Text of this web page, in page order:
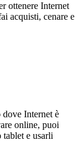
ottenere Internet
acquisti, cenare e
dove Internet è
online, puoi
e usarli